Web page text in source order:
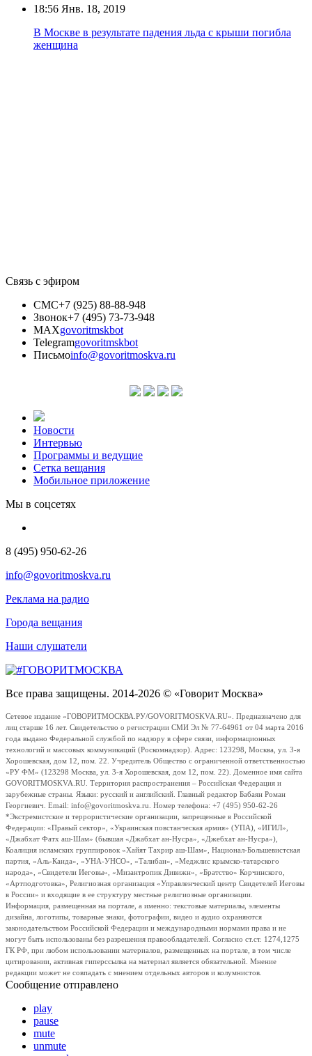
18:56 Янв. 18, 2019
В Москве в результате падения льда с крыши погибла
женщина
Связь с эфиром
СМС+7 (925) 88-88-948
Звонок+7 (495) 73-73-948
MAXgovoritmskbot
Telegramgovoritmskbot
Письмоinfo@govoritmoskva.ru
Новости
Интервью
Программы и ведущие
Сетка вещания
Мобильное приложение
Мы в соцсетях
8 (495) 950-62-26
info@govoritmoskva.ru
Реклама на радио
Города вещания
Наши слушатели
Все права защищены. 2014-2026 © «Говорит Москва»
Сетевое издание «ГОВОРИТМОСКВА.РУ/GOVORITMOSKVA.RU». Предназначено для
лиц старше 16 лет. Свидетельство о регистрации СМИ Эл № 77-64961 от 04 марта 2016
года выдано Федеральной службой по надзору в сфере связи, информационных
технологий и массовых коммуникаций (Роскомнадзор). Адрес: 123298, Москва, ул. 3-я
Хорошевская, дом 12, пом. 22. Учредитель Общество с ограниченной ответственностью
«РУ ФМ» (123298 Москва, ул. 3-я Хорошевская, дом 12, пом. 22). Доменное имя сайта
GOVORITMOSKVA.RU. Территория распространения – Российская Федерация и
зарубежные страны. Языки: русский и английский. Главный редактор Бабаян Роман
Георгиевич. Email: info@govoritmoskva.ru. Номер телефона: +7 (495) 950-62-26
*Экстремистские и террористические организации, запрещенные в Российской
Федерации: «Правый сектор», «Украинская повстанческая армия» (УПА), «ИГИЛ»,
«Джабхат Фатх аш-Шам» (бывшая «Джабхат ан-Нусра», «Джебхат ан-Нусра»),
Коалиция исламских группировок «Хайят Тахрир аш-Шам», Национал-Большевистская
партия, «Аль-Каида», «УНА-УНСО», «Талибан», «Меджлис крымско-татарского
народа», «Свидетели Иеговы», «Мизантропик Дивижн», «Братство» Корчинского,
«Артподготовка», Религиозная организация «Управленческий центр Свидетелей Иеговы
в России» и входящие в ее структуру местные религиозные организации.
Информация, размещенная на портале, а именно: текстовые материалы, элементы
дизайна, логотипы, товарные знаки, фотографии, видео и аудио охраняются
законодательством Российской Федерации и международными нормами права и не
могут быть использованы без разрешения правообладателей. Согласно ст.ст. 1274,1275
ГК РФ, при любом использовании материалов, размещенных на портале, в том числе
цитировании, активная гиперссылка на материал является обязательной. Мнение
редакции может не совпадать с мнением отдельных авторов и колумнистов.
Сообщение отправлено
play
pause
mute
unmute